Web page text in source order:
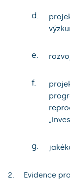
d.
e.
f.
g.
Evidence